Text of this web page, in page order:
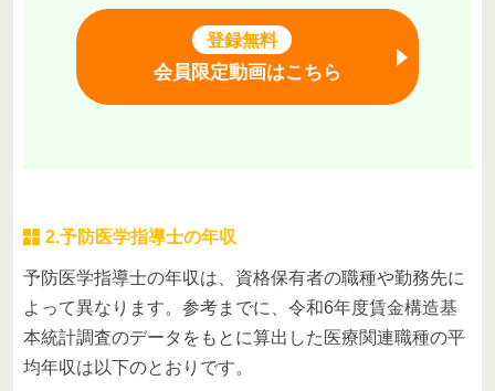
登録無料
会員限定動画はこちら
2.予防医学指導士の年収
予防医学指導士の年収は、資格保有者の職種や勤務先に
よって異なります。参考までに、令和6年度賃金構造基
本統計調査のデータをもとに算出した医療関連職種の平
均年収は以下のとおりです。